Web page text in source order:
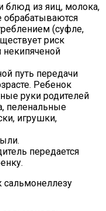
блюд из яиц, молока,
обрабатываются
(суфле,
риск
некипяченой
путь передачи
Ребенок
руки родителей
пеленальные
игрушки,
передается
сальмонеллезу